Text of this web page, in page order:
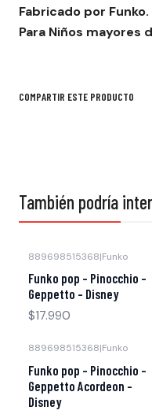
Fabricado por Funko.
Para Niños mayores
COMPARTIR ESTE PRODUCTO
También podría
889698515368|Funko
Funko pop - Pinocchio -
Geppetto - Disney
$17.990
889698515368|Funko
Funko pop - Pinocchio -
Geppetto Acordeon -
Disney